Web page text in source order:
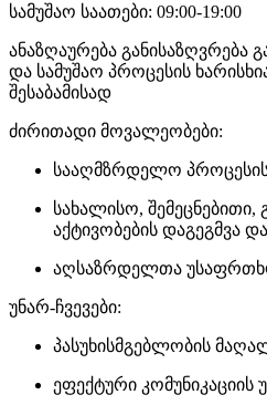
სამუშაო საათები: 09:00-19:00
ანაზღაურება განისაზღვრება
და სამუშაო პროცესის
შესაბამისად
ძირითადი მოვალეობები:
სააღმზრდელო პროცესის
სახალისო, შემეცნებითი,
აქტივობების დაგეგმვა
აღსაზრდელთა
უნარ-ჩვევები:
პასუხისმგებლობის
ეფექტური კომუნიკაციის